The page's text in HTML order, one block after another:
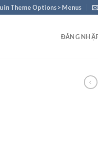
in Theme Options > Menus
ĐĂNG